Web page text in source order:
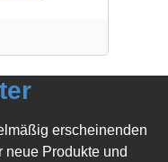
erscheinenden
neue Produkte und